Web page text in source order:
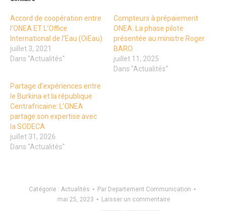
Accord de coopération entre
l’ONEA ET L’Office
International de l’Eau (OiEau)
juillet 3, 2021
Dans "Actualités"
Compteurs à prépaiement
ONEA: La phase pilote
présentée au ministre Roger
BARO
juillet 11, 2025
Dans "Actualités"
Partage d’expériences entre
le Burkina et la république
Centrafricaine: L’ONEA
partage son expertise avec
la SODECA
juillet 31, 2026
Dans "Actualités"
Catégorie : Actualités Par Departement Communication
mai 25, 2023
Laisser un commentaire